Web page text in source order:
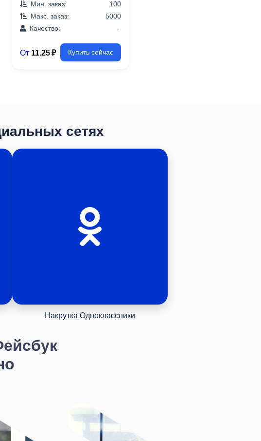
Мин. заказ:
100
Макс. заказ:
5000
Качество:
-
От 11.25 ₽ Купить сейчас
сетях
Накрутка Одноклассники